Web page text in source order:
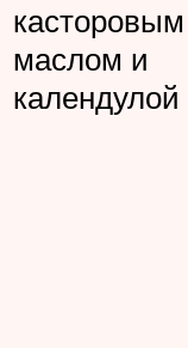
касторовым
маслом и
календулой